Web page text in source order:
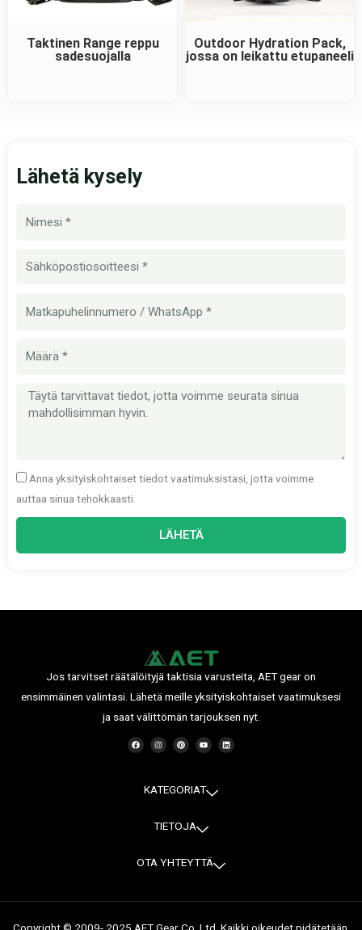
Taktinen Range reppu
sadesuojalla
Outdoor Hydration Pack,
jossa on leikattu etupaneeli
Lähetä kysely
Viesti
Anna yksityiskohtaiset tiedot vaatimuksistasi, jotta voimme
auttaa sinua tehokkaasti.
LÄHETÄ
Jos tarvitset räätälöityjä taktisia varusteita, AET gear on
ensimmäinen valintasi. Lähetä meille yksityiskohtaiset vaatimuksesi
ja saat välittömän tarjouksen nyt.
F
a
c
I
n
s
r
a
P
i
n
e
s
Y
o
u
e
L
i
n
KATEGORIAT
TIETOJA
OTA YHTEYTTÄ